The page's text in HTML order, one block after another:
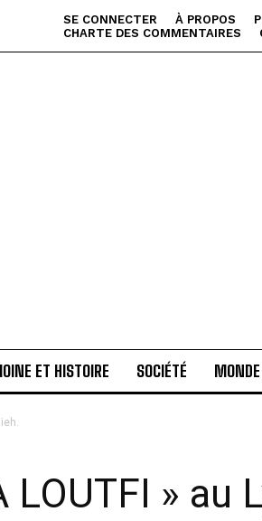
SE CONNECTER À PROPOS
CHARTE DES COMMENTAIRES
ET HISTOIRE SOCIÉTÉ MONDE
» au